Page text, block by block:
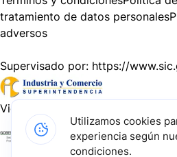
tratamiento de datos personales
adversos
Supervisado por: https://
Vigilado por:
Gracias a nuestros
Utilizamos cookies
experiencia según
condiciones.